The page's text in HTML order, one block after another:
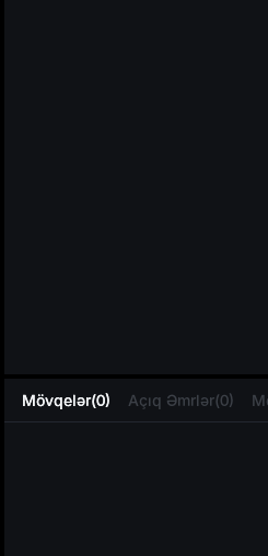
Mövqelər(0) Açıq Əmrlər(0)